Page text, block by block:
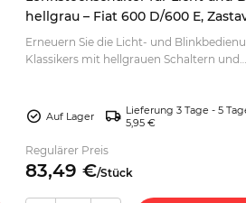
hellgrau – Fiat 600 D/600 E,
600/750, Seat 600
Erneuern Sie die Licht- und
Klassikers mit hellgrauen Schaltern und
Auf Lager
Lieferung 3 Tage - 5
5,95 €
Regulärer Preis
83,49 €/Stück